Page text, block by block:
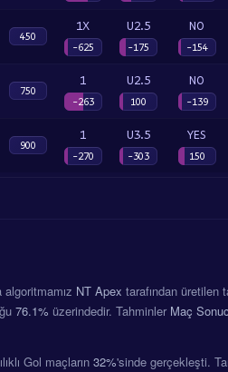
450
1X
-625
U2.5
-175
NO
-154
750
1
-263
U2.5
100
NO
-139
900
1
-270
U3.5
-303
YES
150
NT Apex tarafından üretilen
76.1% üzerindedir. Tahminler Maç
Gol maçların 32%'sinde gerçekleşti.